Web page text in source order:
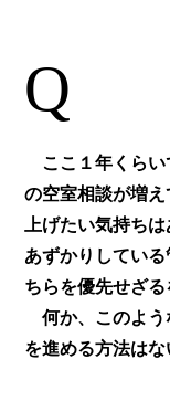
Q
ここ１年くらい
の空室相談が増
上げたい気持ち
あずかりしてい
ちらを優先せざる
何か、このよう
を進める方法はな